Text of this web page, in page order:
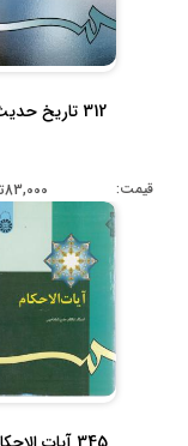
312 تاریخ حدیث
قیمت: 83,000تومان